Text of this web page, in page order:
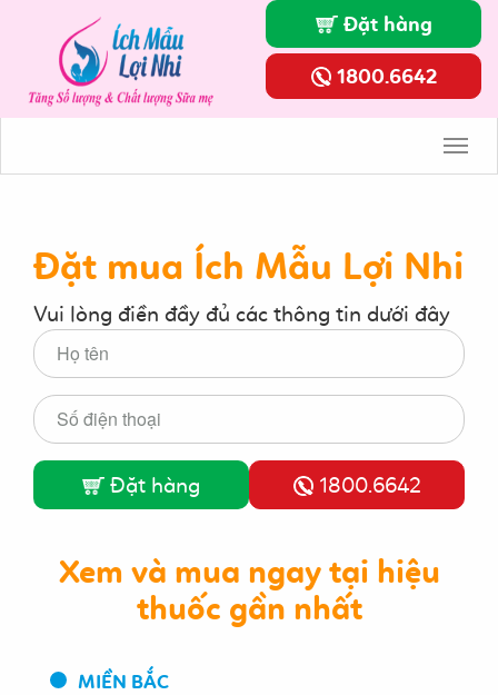
Đặt hàng
1800.6642
Đặt mua Ích Mẫu Lợi Nhi
Vui lòng điền đầy đủ các thông tin dưới đây
Đặt hàng 1800.6642
Xem và mua ngay tại hiệu
thuốc gần nhất
MIỀN BẮC